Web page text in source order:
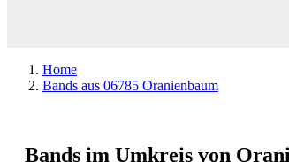
Home
Bands aus 06785 Oranienbaum
Bands im Umkreis von